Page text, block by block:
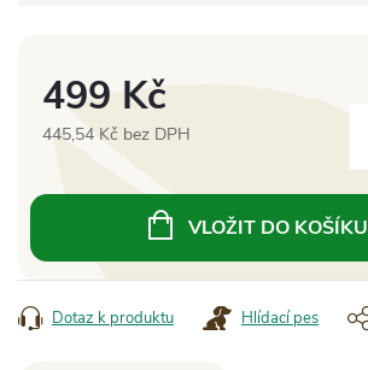
499 Kč
445,54 Kč bez DPH
cena:
VLOŽIT DO KOŠÍKU
Dotaz k produktu Hlídací pes